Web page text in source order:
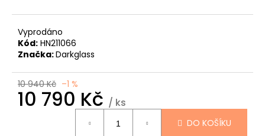
Vyprodáno
Kód: HN211066
Značka:Darkglass
10 940 Kč –1 %
10 790 Kč / ks
DO KOŠÍKU
D
o
p
o